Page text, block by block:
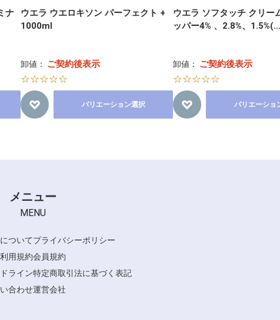
ナ
ウエラ ウエロキソン パーフェクト +
1000ml
卸値： ご契約後表示
☆☆☆☆☆
バリエーション選択
ウエラ ソフタッチ クリー
ッパー4% 、2.8%、1.5%(…
卸値： ご契約後表示
☆☆☆☆☆
バリエーショ
メニュー
MENU
ついてプライバシーポリシー
利用規約会員規約
ライン特定商取引法に基づく表記
合わせ運営会社